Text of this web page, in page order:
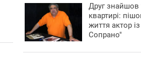
Друг знайшов
квартирі:
життя актор
Сопрано"